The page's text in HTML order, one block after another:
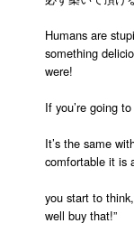
Humans are
something
were!
If you’re going
It’s the same
comfortable it is
you start to
well buy that!”